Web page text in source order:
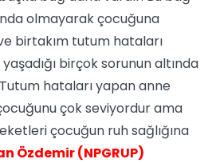
olmayarak çocuğuna
birtakım tutum hataları
birçok sorunun altında
hataları yapan anne
çok seviyordur ama
çocuğun ruh sağlığına
Özdemir (NPGRUP)